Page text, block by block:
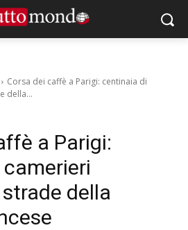
Corsa dei caffè a Parigi: centinaia di
della...
a Parigi:
della